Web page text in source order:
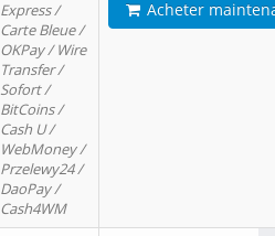
Express /
Carte Bleue /
OKPay / Wire
Transfer /
Sofort /
BitCoins /
Cash U /
WebMoney /
Przelewy24 /
DaoPay /
Cash4WM
Acheter